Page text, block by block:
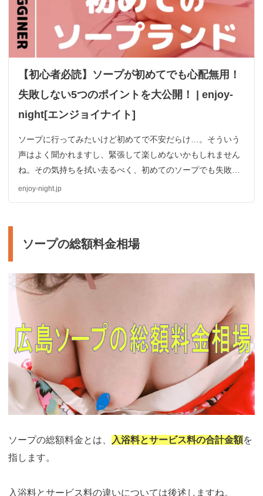
【初心者必読】ソープが初めてでも心配無用！
失敗しない5つのポイントを大公開！ | enjoy-
night[エンジョイナイト]
ソープに行ってみたいけど初めてで不安だらけ…。そういう
声はよく聞かれますし、緊張して楽しめないかもしれません
ね。その気持ちを拭い去るべく、初めてのソープでも失敗し
ないポイントを一挙公開します！料金や遊びの流れ・NN/NS
店の見分け方まで全部解説していきます！
enjoy-night.jp
ソープの総額料金相場
ソープの総額料金とは、 入浴料とサービス料の合計金額を
指します。
入浴料とサービス料の違いについては後述しますね。